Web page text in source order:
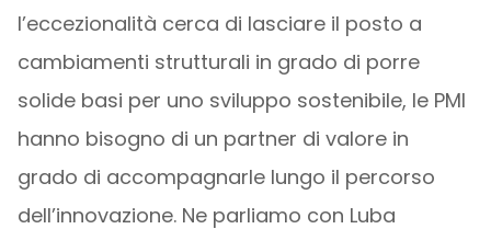
l’eccezionalità cerca di lasciare il posto a
cambiamenti strutturali in grado di porre
solide basi per uno sviluppo sostenibile, le PMI
hanno bisogno di un partner di valore in
grado di accompagnarle lungo il percorso
dell’innovazione. Ne parliamo con Luba